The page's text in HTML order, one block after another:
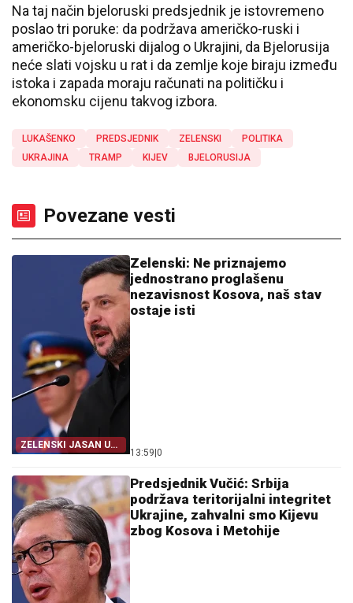
Na taj način bjeloruski predsjednik je istovremeno
poslao tri poruke: da podržava američko-ruski i
američko-bjeloruski dijalog o Ukrajini, da Bjelorusija
neće slati vojsku u rat i da zemlje koje biraju između
istoka i zapada moraju računati na političku i
ekonomsku cijenu takvog izbora.
LUKAŠENKO PREDSJEDNIK ZELENSKI
POLITIKA
UKRAJINA
TRAMP KIJEV BJELORUSIJA
Povezane vesti
ZELENSKI JASAN U
BEOGRADU
Zelenski: Ne priznajemo
jednostrano proglašenu
nezavisnost Kosova, naš stav
ostaje isti
13:59 0
Predsjednik Vučić: Srbija
podržava teritorijalni integritet
Ukrajine, zahvalni smo Kijevu
zbog Kosova i Metohije